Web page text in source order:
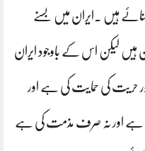
ہیں ۔ایران میں بسنے
ہیں لیکن اس کے باوجود ایران
حریت کی حمایت کی ہے اور
ہے اور نہ صرف مذمت کی ہے